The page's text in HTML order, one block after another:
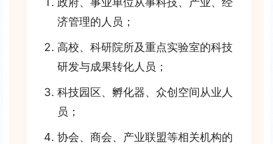
济管理的人员；
高校、科研院所及重点实验室的科技
研发与成果转化人员；
科技园区、孵化器、众创空间从业人
员；
协会、商会、产业联盟等相关机构的